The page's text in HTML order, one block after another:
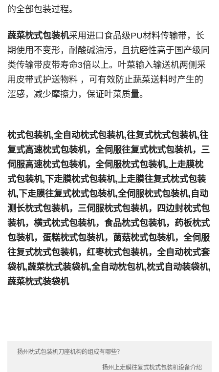
的全部包装过程。
蔬菜枕式包装机采用进口食品级PU材料传输带，长
期使用不变形，耐酸碱油污，且抗磨性高于国产级同
类传输带皮带寿命3倍以上。叶菜输入输送机两侧采
用皮带式护送物料 ，可有效防止蔬菜送料时产生的
涩感，减少摩擦力，保证叶菜质量。
枕式包装机,全自动枕式包装机,往复式枕式包装机,往
复式高速枕式包装机，全伺服往复式枕式包装机，三
伺服高速枕式包装机，全伺服枕式包装机,上走膜枕
式包装机,下走膜枕式包装机,上走膜往复式枕式包装
机,下走膜往复式枕式包装机,全伺服枕式包装机,自动
测长枕式包装机，三伺服枕式包装机，四边封枕式包
装机，横式枕式包装机，食品枕式包装机，药板枕式
包装机，蛋糕枕式包装机，菌菇枕式包装机，全伺服
往复式枕式包装机，红枣枕式包装机，全自动枕式套
袋机,蔬菜枕式装袋机,全自动枕包机,枕式自动装袋机,
蔬菜枕式装袋机
扬州枕式包装机刀座机构的组成有哪些？
扬州上走膜往复式枕式包装机设备介绍